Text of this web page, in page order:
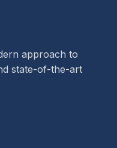
approach to
state-of-the-art